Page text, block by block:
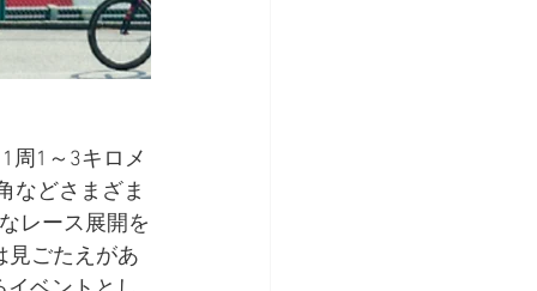
周1～3キロメ
などさまざま
レース展開を
見ごたえがあ